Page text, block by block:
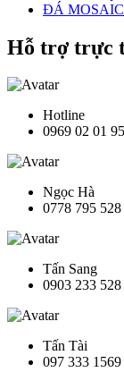
ĐÁ
Hỗ trợ trực
Hotline
0969 02 01 95
Ngọc Hà
0778 795 528
Tấn Sang
0903 233 528
Tấn Tài
097 333 1569